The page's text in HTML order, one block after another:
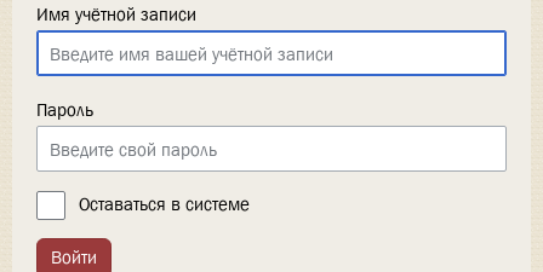
Имя учётной записи
Пароль
Оставаться в системе
Войти